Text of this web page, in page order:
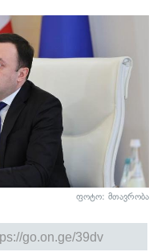
ფოტო: მთავრობა